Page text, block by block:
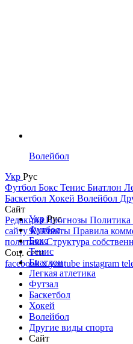
Волейбол
Укр Рус
Футбол Бокс Тенис Биатлон
Баскетбол Хокей Волейбол
Сайт
РедакцияПрогнозы Политика
сайтуКонтакты Правила
политикаСтруктура
Соц. сети
facebookxyoutube instagram
УкрРус
Футбол
Бокс
Тенис
Биатлон
Легкая атлетика
Футзал
Баскетбол
Хокей
Волейбол
Другие виды спорта
Сайт